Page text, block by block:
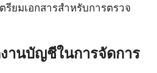
รียมเอกสารสำหรับการตรวจ
านบัญชีในการจัดการ